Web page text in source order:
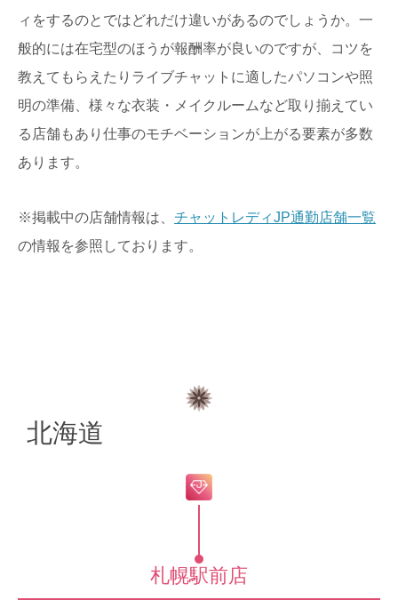
ィをするのとではどれだけ違いがあるのでしょうか。一
般的には在宅型のほうが報酬率が良いのですが、コツを
教えてもらえたりライブチャットに適したパソコンや照
明の準備、様々な衣装・メイクルームなど取り揃えてい
る店舗もあり仕事のモチベーションが上がる要素が多数
あります。
※掲載中の店舗情報は、 チャットレディJP通勤店舗一覧
の情報を参照しております。
北海道
札幌駅前店